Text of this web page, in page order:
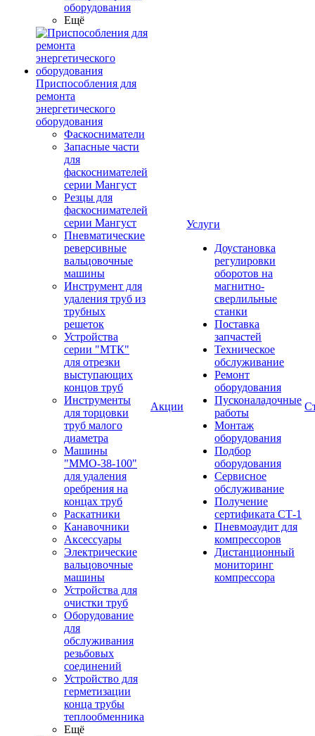
оборудования
Ещё
Приспособления для
ремонта
энергетического
оборудования
Фаскосниматели
Запасные части
для
фаскоснимателей
серии Мангуст
Резцы для
фаскоснимателей
серии Мангуст
Пневматические
реверсивные
вальцовочные
машины
Инструмент для
удаления труб из
трубных
решеток
Устройства
серии "МТК"
для отрезки
выступающих
концов труб
Инструменты
для торцовки
труб малого
диаметра
Машины
"ММО-38-100"
для удаления
оребрения на
концах труб
Раскатники
Канавочники
Аксессуары
Электрические
вальцовочные
машины
Устройства для
очистки труб
Оборудование
для
обслуживания
резьбовых
соединений
Устройство для
герметизации
конца трубы
теплообменника
Ещё
Акции
Услуги
Доустановка
регулировки
оборотов на
магнитно-
сверлильные
станки
Поставка
запчастей
Техническое
обслуживание
Ремонт
оборудования
Пусконаладочные
работы
Монтаж
оборудования
Подбор
оборудования
Сервисное
обслуживание
Получение
сертификата СТ-1
Пневмоаудит для
компрессоров
Дистанционный
мониторинг
компрессора